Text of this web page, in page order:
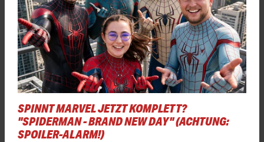
SPINNT MARVEL JETZT KOMPLETT?
"SPIDERMAN - BRAND NEW DAY" (ACHTUNG:
SPOILER-ALARM!)